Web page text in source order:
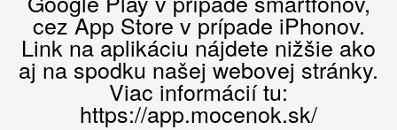
cez App Store v prípade iPhonov.
Link na aplikáciu nájdete nižšie ako
aj na spodku našej webovej stránky.
Viac informácií tu:
https://app.mocenok.sk/